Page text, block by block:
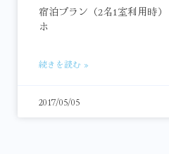
宿泊プラン（2名1室利用時）
ホ
続きを読む »
2017/05/05